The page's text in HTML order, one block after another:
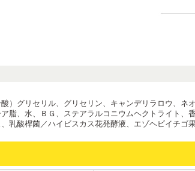
）グリセリル、グリセリン、キャンデリラロウ、
脂、水、ＢＧ、ステアラルコニウムヘクトライト
乳酸桿菌／ハイビスカス花発酵液、エゾヘビイチゴ